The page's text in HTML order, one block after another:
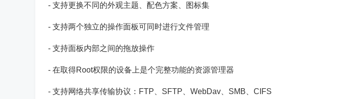
- 支持更换不同的外观主题、配色方案、图标集
- 支持两个独立的操作面板可同时进行文件管理
- 支持面板内部之间的拖放操作
- 在取得Root权限的设备上是个完整功能的资源管理器
- 支持网络共享传输协议：FTP、SFTP、WebDav、SMB、CIFS